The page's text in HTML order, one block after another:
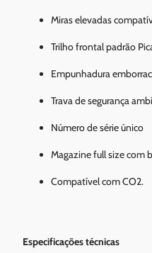
Miras elevadas
Trilho frontal padrão
Empunhadura
Trava de segurança
Número de série único
Magazine full size com
Compatível com CO2.
Especificações técnicas